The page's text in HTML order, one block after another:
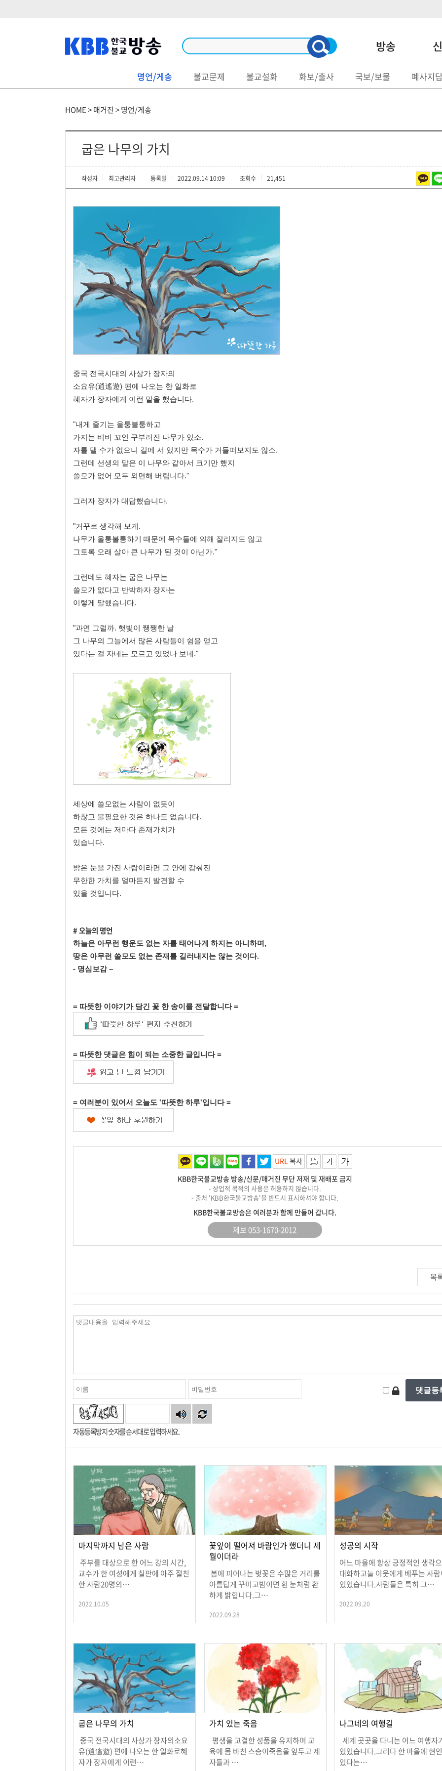
방송
방송
법문/강좌
특집/다큐
불경/독송
생활불교
뉴스
True Story
키울림
홍보/제작
신문
지역소식
종교
매거진
화보/출사
국보/보물
명언/게송 불교문제 불교설화 화보/출사 국보/보물 폐사지
HOME > 매거진 > 명언/게송
굽은 나무의 가치
작성자 최고관리자 등록일 2022.09.14 10:09 조회수 21,451
중국 전국시대의 사상가 장자의
소요유(逍遙遊) 편에 나오는 한 일화로
혜자가 장자에게 이런 말을 했습니다.
"내게 줄기는 울퉁불퉁하고
가지는 비비 꼬인 구부러진 나무가 있소.
자를 댈 수가 없으니 길에 서 있지만 목수가 거들떠보지도 않소.
그런데 선생의 말은 이 나무와 같아서 크기만 했지
쓸모가 없어 모두 외면해 버립니다."
그러자 장자가 대답했습니다.
"거꾸로 생각해 보게.
나무가 울퉁불퉁하기 때문에 목수들에 의해 잘리지도 않고
그토록 오래 살아 큰 나무가 된 것이 아닌가."
그런데도 혜자는 굽은 나무는
쓸모가 없다고 반박하자 장자는
이렇게 말했습니다.
"과연 그럴까. 햇빛이 쨍쨍한 날
그 나무의 그늘에서 많은 사람들이 쉼을 얻고
있다는 걸 자네는 모르고 있었나 보네."
세상에 쓸모없는 사람이 없듯이
하찮고 불필요한 것은 하나도 없습니다.
모든 것에는 저마다 존재가치가
있습니다.
밝은 눈을 가진 사람이라면 그 안에 감춰진
무한한 가치를 얼마든지 발견할 수
있을 것입니다.
# 오늘의 명언
하늘은 아무런 행운도 없는 자를 태어나게 하지는 아니하며,
땅은 아무런 쓸모도 없는 존재를 길러내지는 않는 것이다.
- 명심보감 –
= 따뜻한 이야기가 담긴 꽃 한 송이를 전달합니다 =
= 따뜻한 댓글은 힘이 되는 소중한 글입니다 =
= 여러분이 있어서 오늘도 '따뜻한 하루'입니다 =
URL 복사
KBB한국불교방송 방송/신문/매거진 무단 저재 및 재배포 금지
- 상업적 목적의 사용은 허용하지 않습니다.
- 출처 'KBB한국불교방송'을 반드시 표시하셔야 합니다.
KBB한국불교방송은 여러분과 함께 만들어 갑니다.
제보 053-1670-2012
목
자동등록방지 숫자를 순서대로 입력하세요.
마지막까지 남은 사람
주부를 대상으로 한 어느 강의 시간,
교수가 한 여성에게 칠판에 아주 절친
한 사람20명의…
2022.10.05
꽃잎이 떨어져 바람인가 했더니 세
월이더라
봄에 피어나는 벚꽃은 수많은 거리를
아름답게 꾸미고밤이면 흰 눈처럼 환
하게 밝힙니다.그…
2022.09.28
성공의 시작
어느 마을에 항상 긍정적인 생각
대화하고늘 이웃에게 베푸는 사
있었습니다.사람들은 특히 그…
2022.09.20
굽은 나무의 가치
중국 전국시대의 사상가 장자의소요
유(逍遙遊) 편에 나오는 한 일화로혜
자가 장자에게 이런…
가치 있는 죽음
평생을 고결한 성품을 유지하며 교
육에 몸 바친 스승이죽음을 앞두고 제
자들과 …
나그네의 여행길
세계 곳곳을 다니는 어느 여행자
있었습니다.그러다 한 마을에 현
있다는…